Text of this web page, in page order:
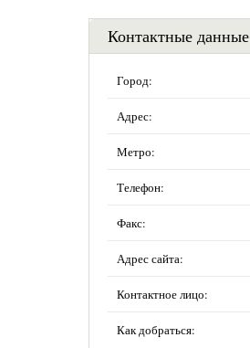
Контактные данные
Город:
Адрес:
Метро:
Телефон:
Факс:
Адрес сайта:
Контактное лицо:
Как добраться: